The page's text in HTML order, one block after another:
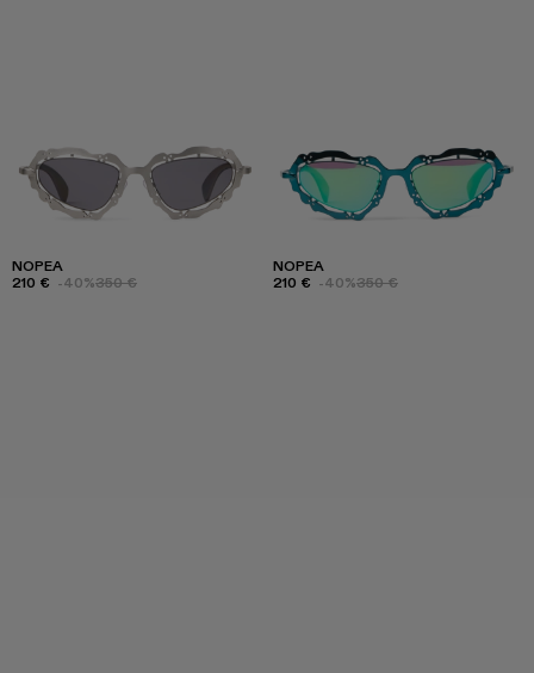
NOPEA
210 € -40%350 €
NOPEA
210 € -40%350 €